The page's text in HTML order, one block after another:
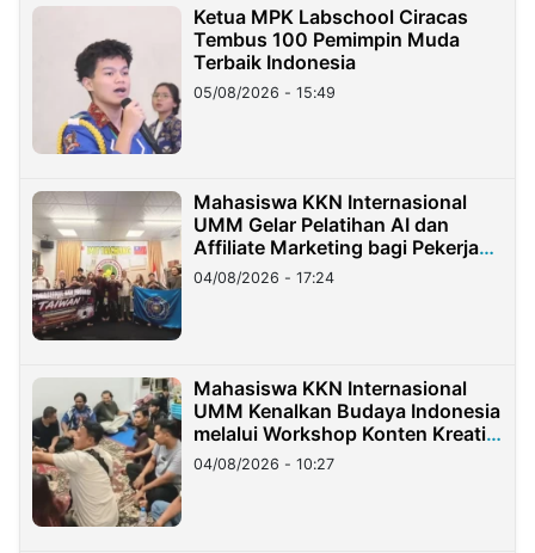
Ketua MPK Labschool Ciracas
Tembus 100 Pemimpin Muda
Terbaik Indonesia
05/08/2026 - 15:49
Mahasiswa KKN Internasional
UMM Gelar Pelatihan AI dan
Affiliate Marketing bagi Pekerja
Migran Indonesia di Taiwan
04/08/2026 - 17:24
Mahasiswa KKN Internasional
UMM Kenalkan Budaya Indonesia
melalui Workshop Konten Kreatif
di Taiwan
04/08/2026 - 10:27